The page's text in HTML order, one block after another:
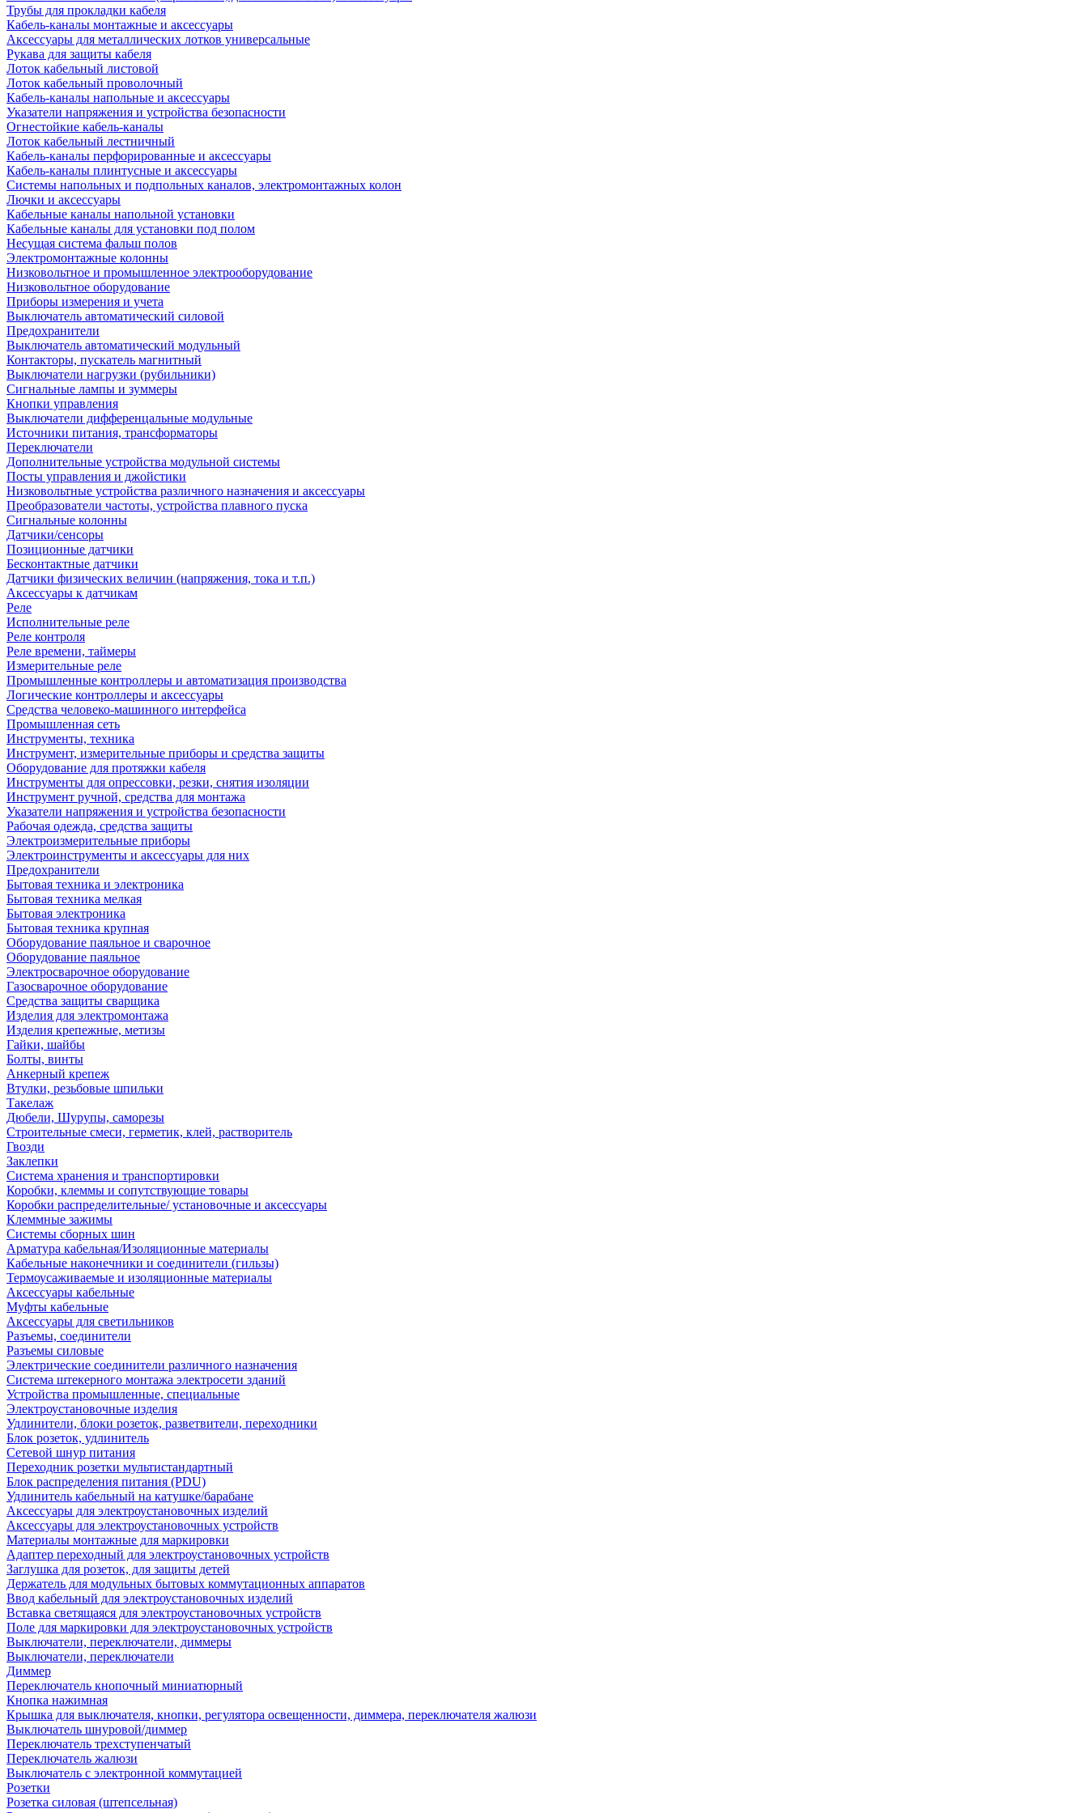
Трубы для прокладки кабеля
Кабель-каналы монтажные и аксессуары
Аксессуары для металлических лотков универсальные
Рукава для защиты кабеля
Лоток кабельный листовой
Лоток кабельный проволочный
Кабель-каналы напольные и аксессуары
Указатели напряжения и устройства безопасности
Огнестойкие кабель-каналы
Лоток кабельный лестничный
Кабель-каналы перфорированные и аксессуары
Кабель-каналы плинтусные и аксессуары
Системы напольных и подпольных каналов, электромонтажных колон
Лючки и аксессуары
Кабельные каналы напольной установки
Кабельные каналы для установки под полом
Несущая система фальш полов
Электромонтажные колонны
Низковольтное и промышленное электрооборудование
Низковольтное оборудование
Приборы измерения и учета
Выключатель автоматический силовой
Предохранители
Выключатель автоматический модульный
Контакторы, пускатель магнитный
Выключатели нагрузки (рубильники)
Сигнальные лампы и зуммеры
Кнопки управления
Выключатели дифференцальные модульные
Источники питания, трансформаторы
Переключатели
Дополнительные устройства модульной системы
Посты управления и джойстики
Низковольтные устройства различного назначения и аксессуары
Преобразователи частоты, устройства плавного пуска
Сигнальные колонны
Датчики/сенсоры
Позиционные датчики
Бесконтактные датчики
Датчики физических величин (напряжения, тока и т.п.)
Аксессуары к датчикам
Реле
Исполнительные реле
Реле контроля
Реле времени, таймеры
Измерительные реле
Промышленные контроллеры и автоматизация производства
Логические контроллеры и аксессуары
Средства человеко-машинного интерфейса
Промышленная сеть
Инструменты, техника
Инструмент, измерительные приборы и средства защиты
Оборудование для протяжки кабеля
Инструменты для опрессовки, резки, снятия изоляции
Инструмент ручной, средства для монтажа
Указатели напряжения и устройства безопасности
Рабочая одежда, средства защиты
Электроизмерительные приборы
Электроинструменты и аксессуары для них
Предохранители
Бытовая техника и электроника
Бытовая техника мелкая
Бытовая электроника
Бытовая техника крупная
Оборудование паяльное и сварочное
Оборудование паяльное
Электросварочное оборудование
Газосварочное оборудование
Средства защиты сварщика
Изделия для электромонтажа
Изделия крепежные, метизы
Гайки, шайбы
Болты, винты
Анкерный крепеж
Втулки, резьбовые шпильки
Такелаж
Дюбели, Шурупы, саморезы
Строительные смеси, герметик, клей, растворитель
Гвозди
Заклепки
Система хранения и транспортировки
Коробки, клеммы и сопутствующие товары
Коробки распределительные/ установочные и аксессуары
Клеммные зажимы
Системы сборных шин
Арматура кабельная/Изоляционные материалы
Кабельные наконечники и соединители (гильзы)
Термоусаживаемые и изоляционные материалы
Аксессуары кабельные
Муфты кабельные
Аксессуары для светильников
Разъемы, соединители
Разъемы силовые
Электрические соединители различного назначения
Система штекерного монтажа электросети зданий
Устройства промышленные, специальные
Электроустановочные изделия
Удлинители, блоки розеток, разветвители, переходники
Блок розеток, удлинитель
Сетевой шнур питания
Переходник розетки мультистандартный
Блок распределения питания (PDU)
Удлинитель кабельный на катушке/барабане
Аксессуары для электроустановочных изделий
Аксессуары для электроустановочных устройств
Материалы монтажные для маркировки
Адаптер переходный для электроустановочных устройств
Заглушка для розеток, для защиты детей
Держатель для модульных бытовых коммутационных аппаратов
Ввод кабельный для электроустановочных изделий
Вставка светящаяся для электроустановочных устройств
Поле для маркировки для электроустановочных устройств
Выключатели, переключатели, диммеры
Выключатели, переключатели
Диммер
Переключатель кнопочный миниатюрный
Кнопка нажимная
Крышка для выключателя, кнопки, регулятора освещенности, диммера, переключателя жалюзи
Выключатель шнуровой/диммер
Переключатель трехступенчатый
Переключатель жалюзи
Выключатель с электронной коммутацией
Розетки
Розетка силовая (штепсельная)